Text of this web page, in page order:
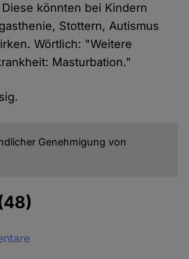
könnten bei Kindern
Stottern, Autismus
Wörtlich: "Weitere
Masturbation."
Genehmigung von